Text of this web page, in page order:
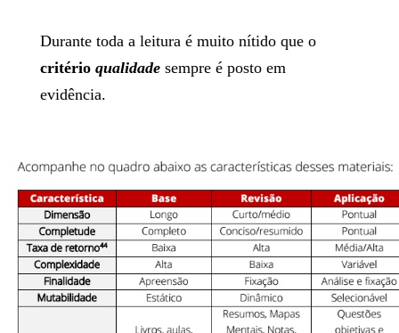
Durante toda a leitura é muito nítido que o
critério qualidadesempre é posto em
evidência.